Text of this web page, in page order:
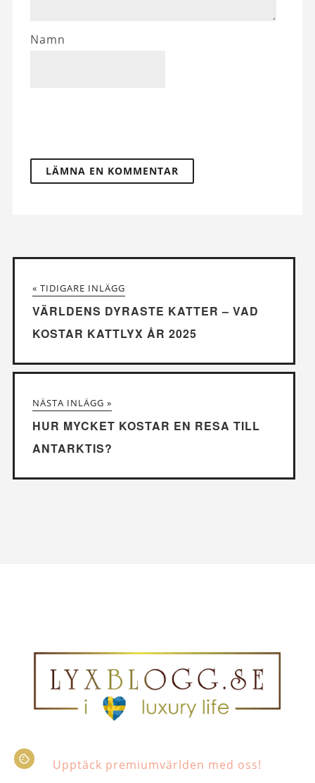
Namn
« TIDIGARE INLÄGG
VÄRLDENS DYRASTE KATTER – VAD
KOSTAR KATTLYX ÅR 2025
NÄSTA INLÄGG »
HUR MYCKET KOSTAR EN RESA TILL
ANTARKTIS?
Upptäck premiumvärlden med oss!